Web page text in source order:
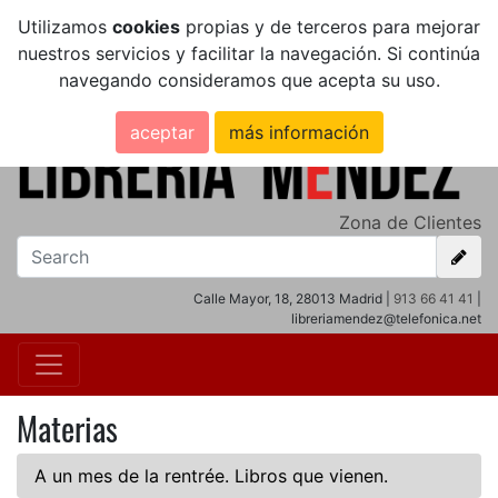
Utilizamos cookies propias y de terceros para mejorar
nuestros servicios y facilitar la navegación. Si continúa
navegando consideramos que acepta su uso.
aceptar más información
Zona de Clientes
Calle Mayor, 18, 28013 Madrid | 913 66 41 41
libreriamendez@telefonica.net
Materias
A un mes de la rentrée. Libros que vienen.